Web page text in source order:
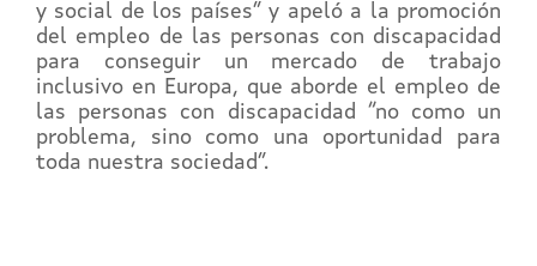
y social de los países” y apeló a la promoción
del empleo de las personas con discapacidad
para conseguir un mercado de trabajo
inclusivo en Europa, que aborde el empleo de
las personas con discapacidad “no como un
problema, sino como una oportunidad para
toda nuestra sociedad”.